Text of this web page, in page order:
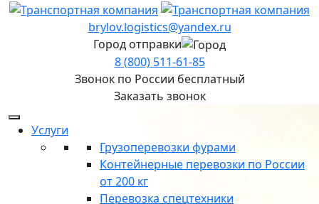
brylov.logistics@yandex.ru
Город отправки
8 (800) 511-61-85
Звонок по России бесплатный
Заказать звонок
Услуги
Грузоперевозки фурами
Контейнерные перевозки по России
от 200 кг
Перевозка спецтехники